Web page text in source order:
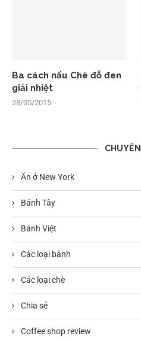
Ba cách nấu Chè đỗ đen
giải nhiệt
28/05/2015
Ăn ở New York
Bánh Tây
Bánh Việt
Các loại bánh
Các loại chè
Chia sẻ
Coffee shop review